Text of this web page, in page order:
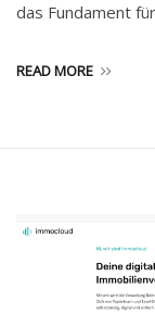
das Fundament
READ MORE